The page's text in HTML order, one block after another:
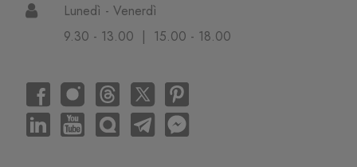
Lunedì - Venerdì
9.30 - 13.00 | 15.00 - 18.00